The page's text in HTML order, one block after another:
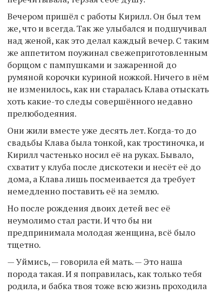
Вечером пришёл с работы Кирилл. Он был тем
же, что и всегда. Так же улыбался и подшучивал
над женой, как это делал каждый вечер. С таким
же аппетитом поужинал свежеприготовленным
борщом с пампушками и зажаренной до
румяной корочки куриной ножкой. Ничего в нём
не изменилось, как ни старалась Клава отыскать
хоть какие-то следы совершённого недавно
прелюбодеяния.
Они жили вместе уже десять лет. Когда-то до
свадьбы Клава была тонкой, как тростиночка, и
Кирилл частенько носил её на руках. Бывало,
схватит у клуба после дискотеки и несёт её до
дома, а Клава лишь посмеивается да требует
немедленно поставить её на землю.
Но после рождения двоих детей вес её
неумолимо стал расти. И что бы ни
предпринимала молодая женщина, всё было
тщетно.
— Уймись, — говорила ей мать. — Это наша
порода такая. И я поправилась, как только тебя
родила, и бабка твоя тоже всю жизнь проходила